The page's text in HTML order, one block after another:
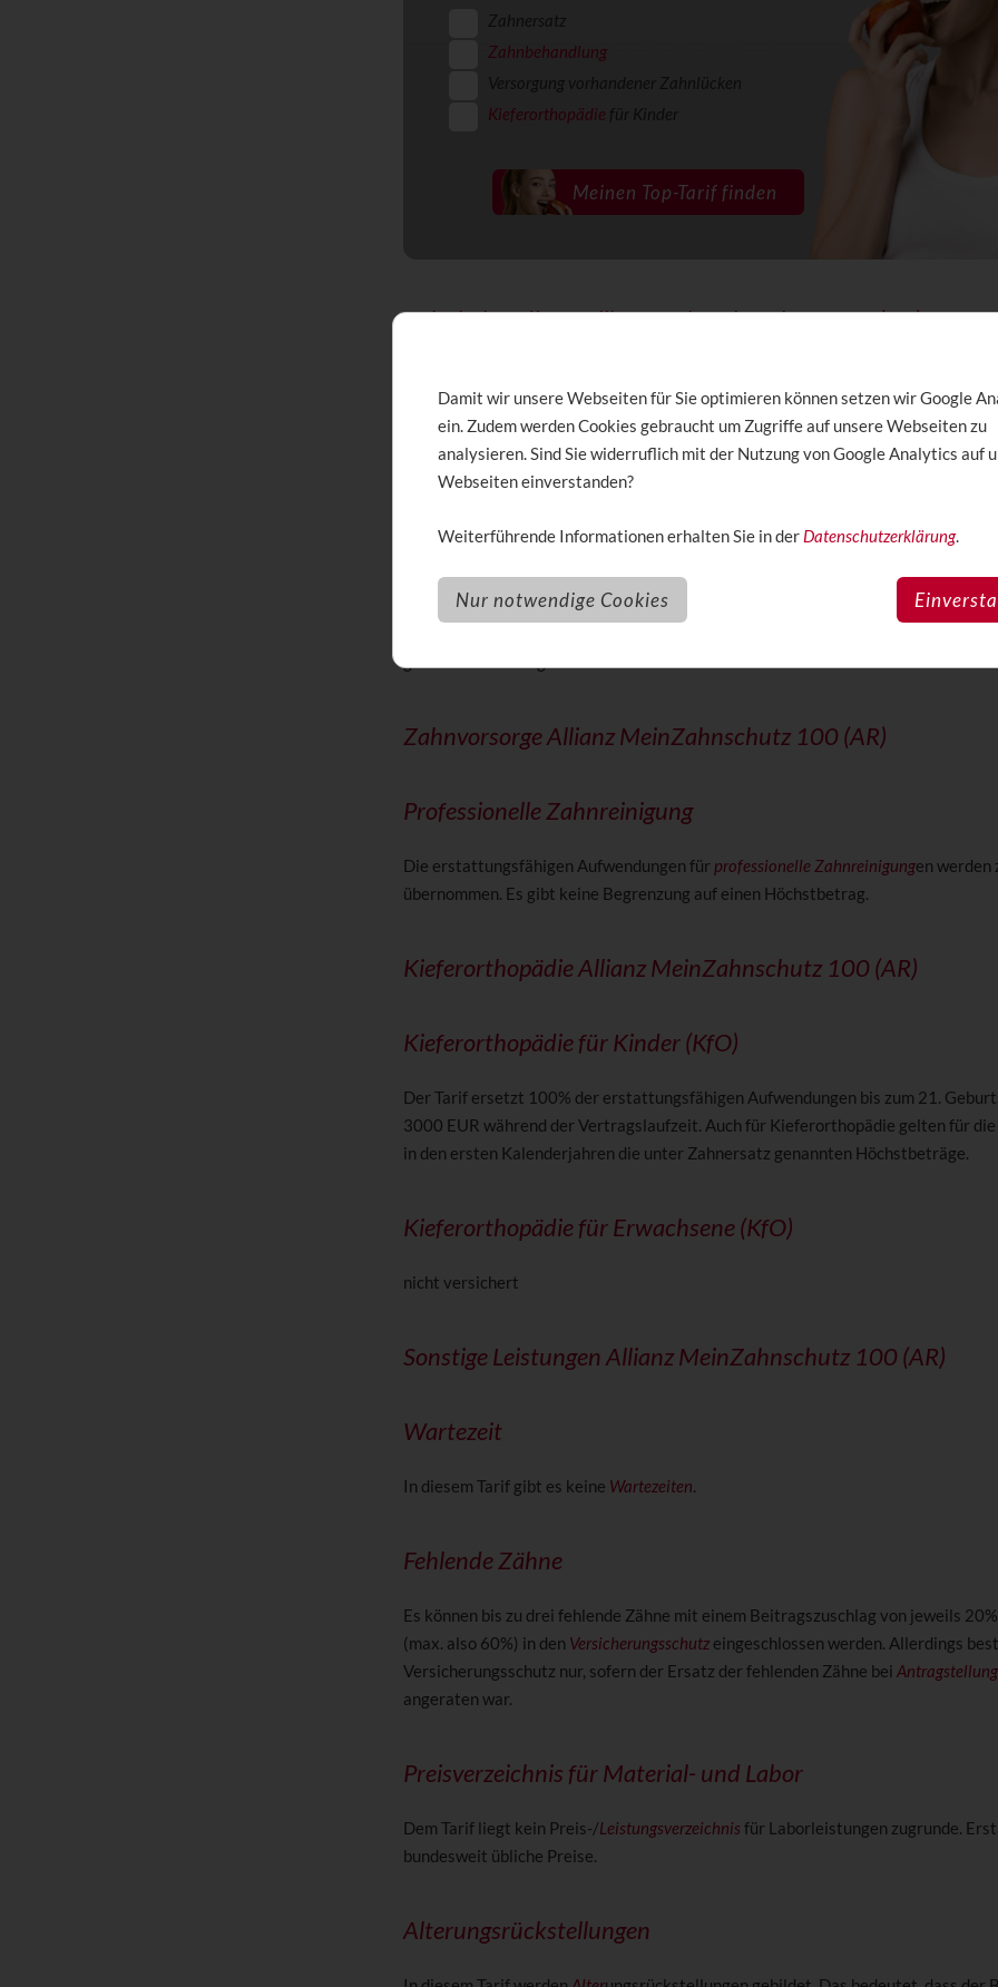
Zahnersatz
Zahnbehandlung
Versorgung vorhandener Zahnlücken
Kieferorthopädie für Kinder
Zahnbehandlung Allianz MeinZahnschutz 100 (AR)
Erstattungshöhe
Zur Zahnbehandlung zählen konservierende Leistungen (z.B.Füllungen,
chirurgische und parodontologische Leistungen. Die erstattungsfähigen
Höchstgrenzen
Zahnvorsorge Allianz MeinZahnschutz 100 (AR)
Professionelle Zahnreinigung
Die erstattungsfähigen Aufwendungen für professionelle Zahnreinigungen werden
übernommen. Es gibt keine Begrenzung auf einen Höchstbetrag.
Kieferorthopädie Allianz MeinZahnschutz 100 (AR)
Kieferorthopädie für Kinder (KfO)
Der Tarif ersetzt 100% der erstattungsfähigen Aufwendungen bis zum 21.
3000 EUR während der Vertragslaufzeit. Auch für Kieferorthopädie gelten für
in den ersten Kalenderjahren die unter Zahnersatz genannten Höchstbeträge.
Kieferorthopädie für Erwachsene (KfO)
nicht versichert
Sonstige Leistungen Allianz MeinZahnschutz 100 (AR)
Wartezeit
In diesem Tarif gibt es keine Wartezeiten.
Fehlende Zähne
Es können bis zu drei fehlende Zähne mit einem Beitragszuschlag von jeweils
(max. also 60%) in den Versicherungsschutz eingeschlossen werden. Allerdings
Versicherungsschutz nur, sofern der Ersatz der fehlenden Zähne bei Antragstellung
angeraten war.
Preisverzeichnis für Material- und Labor
Dem Tarif liegt kein Preis-/Leistungsverzeichnis für Laborleistungen zugrunde.
bundesweit übliche Preise.
Alterungsrückstellungen
Damit wir unsere Webseiten für Sie optimieren können setzen wir Google
ein. Zudem werden Cookies gebraucht um Zugriffe auf unsere Webseiten zu
analysieren. Sind Sie widerruflich mit der Nutzung von Google Analytics auf
Webseiten einverstanden?
Weiterführende Informationen erhalten Sie in der Datenschutzerklärung.
Nur notwendige Cookies